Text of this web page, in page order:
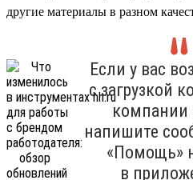
другие материалы в разном
Если у вас
с загрузкой
компании
напишите
«Помощь»
в